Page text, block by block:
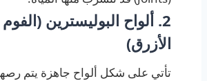
2. ألواح البوليسترين
الأزرق)
تأتي على شكل ألواح جاهزة يتم